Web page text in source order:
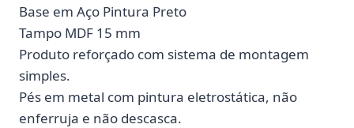
Base em Aço Pintura Preto
Tampo MDF 15 mm
Produto reforçado com sistema de montagem
simples.
Pés em metal com pintura eletrostática, não
enferruja e não descasca.